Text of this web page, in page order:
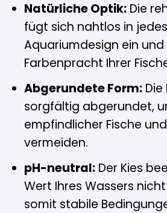
Natürliche Optik:Die
fügt sich nahtlos in jedes
Aquariumdesign ein
Farbenpracht Ihrer
Abgerundete Form:Die
sorgfältig abgerundet,
empfindlicher Fische
vermeiden.
pH-neutral:Der Kies
Wert Ihres Wassers
somit stabile